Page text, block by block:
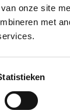
onze site
met